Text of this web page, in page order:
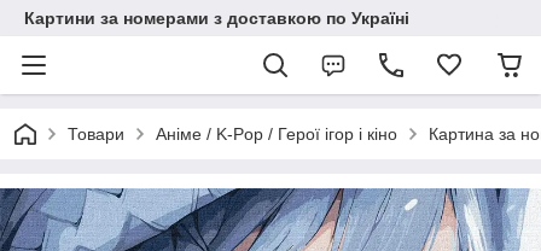
Картини за номерами з доставкою по Україні
Товари Аніме / K-Pop / Герої ігор і кіно Картина за